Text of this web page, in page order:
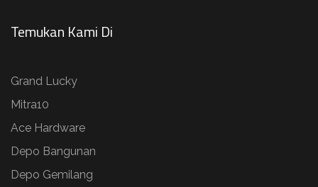
Temukan Kami Di
Grand Lucky
Mitra10
Ace Hardware
Depo Bangunan
Depo Gemilang